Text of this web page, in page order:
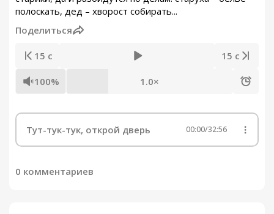
полоскать, дед – хворост собирать...
Поделиться
15 с 15 с
100% 1.0×
Тут-тук-тук, открой дверь 00:00/32:56
0 комментариев